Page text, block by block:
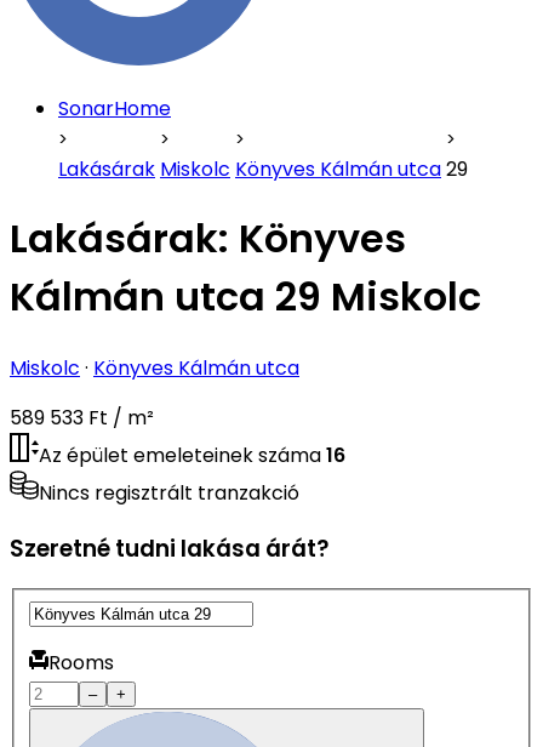
SonarHome
Lakásárak Miskolc Könyves Kálmán utca29
Lakásárak: Könyves
Kálmán utca 29 Miskolc
Miskolc · Könyves Kálmán utca
589 533 Ft / m²
Az épület emeleteinek száma16
Nincs regisztrált tranzakció
Szeretné tudni lakása árát?
Rooms
– +